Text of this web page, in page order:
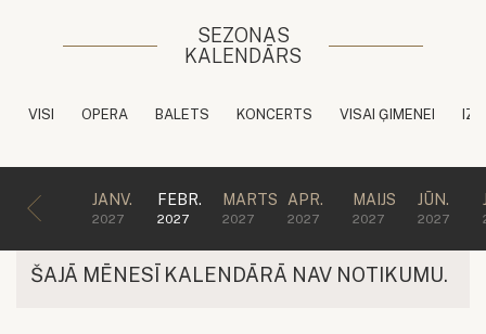
SEZONAS
KALENDĀRS
VISI OPERA BALETS KONCERTS VISAI ĢIMENEI
JANV.
2027
FEBR.
2027
MARTS
2027
APR.
2027
MAIJS
2027
JŪN.
2027
ŠAJĀ MĒNESĪ KALENDĀRĀ NAV NOTIKUMU.